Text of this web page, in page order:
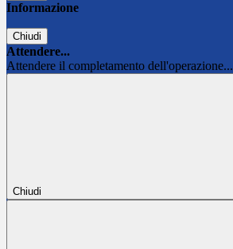
Informazione
Chiudi
Attendere...
Attendere il completamento dell'operazione...
Chiudi